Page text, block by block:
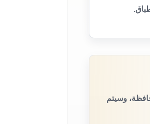
وسيتم